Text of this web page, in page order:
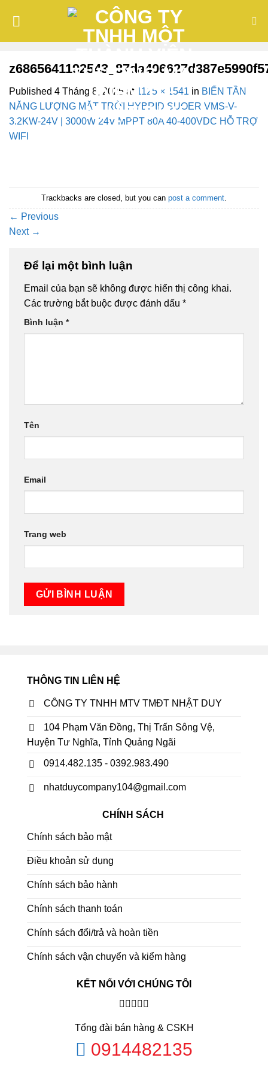
Published 4 Tháng 8, 2025 at 1125 × 1541 in BIẾN TẦN
NĂNG LƯỢNG MẶT TRỜI HYBRID SUOER VMS-V-
3.2KW-24V | 3000W 24V MPPT 80A 40-400VDC HỖ TRỢ
WIFI
Trackbacks are closed, but you can post a comment
← Previous
Next →
Để lại một bình luận
Email của bạn sẽ không được hiển thị công khai.
Các trường bắt buộc được đánh dấu *
Bình luận *
Tên
Email
Trang web
THÔNG TIN LIÊN HỆ
CÔNG TY TNHH MTV TMĐT NHẬT DUY
104 Phạm Văn Đồng, Thị Trấn Sông Vệ,
Huyện Tư Nghĩa, Tỉnh Quảng Ngãi
0914.482.135 - 0392.983.490
nhatduycompany104@gmail.com
CHÍNH SÁCH
Chính sách bảo mật
Điều khoản sử dụng
Chính sách bảo hành
Chính sách thanh toán
Chính sách đổi/trả và hoàn tiền
Chính sách vận chuyển và kiểm hàng
KẾT NỐI VỚI CHÚNG TÔI
Tổng đài bán hàng & CSKH
0914482135